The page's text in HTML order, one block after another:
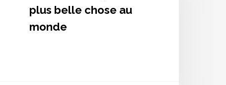
plus belle chose au
monde